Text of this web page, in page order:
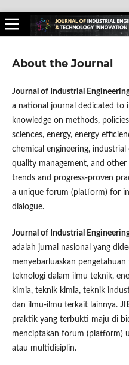
About the Journal
Journal of Industrial
a national journal dedicated to
knowledge on methods,
sciences, energy, energy
chemical engineering,
quality management, and other
trends and progress-proven
a unique forum (platform) for
dialogue.
Journal of Industrial
adalah jurnal nasional yang
menyebarluaskan
teknologi dalam ilmu teknik,
kimia, teknik kimia, teknik
dan ilmu-ilmu terkait lainnya.
praktik yang terbukti maju di
menciptakan forum (platform)
atau multidisiplin.